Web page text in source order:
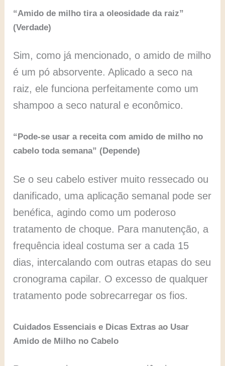
“Amido de milho tira a oleosidade da raiz”
(Verdade)
Sim, como já mencionado, o amido de milho
é um pó absorvente. Aplicado a seco na
raiz, ele funciona perfeitamente como um
shampoo a seco natural e econômico.
“Pode-se usar a receita com amido de milho no
cabelo toda semana” (Depende)
Se o seu cabelo estiver muito ressecado ou
danificado, uma aplicação semanal pode ser
benéfica, agindo como um poderoso
tratamento de choque. Para manutenção, a
frequência ideal costuma ser a cada 15
dias, intercalando com outras etapas do seu
cronograma capilar. O excesso de qualquer
tratamento pode sobrecarregar os fios.
Cuidados Essenciais e Dicas Extras ao Usar
Amido de Milho no Cabelo